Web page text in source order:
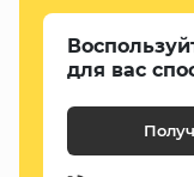
для вас